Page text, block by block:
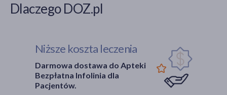
Dlaczego DOZ.pl
Niższe koszta leczenia
Darmowa dostawa do Apteki
Bezpłatna Infolinia dla
Pacjentów.